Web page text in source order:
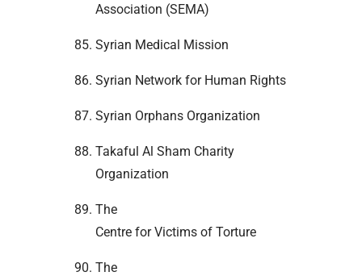
Association (SEMA)
Syrian Medical Mission
Syrian Network for Human Rights
Syrian Orphans Organization
Takaful Al Sham Charity
Organization
The
Centre for Victims of Torture
The